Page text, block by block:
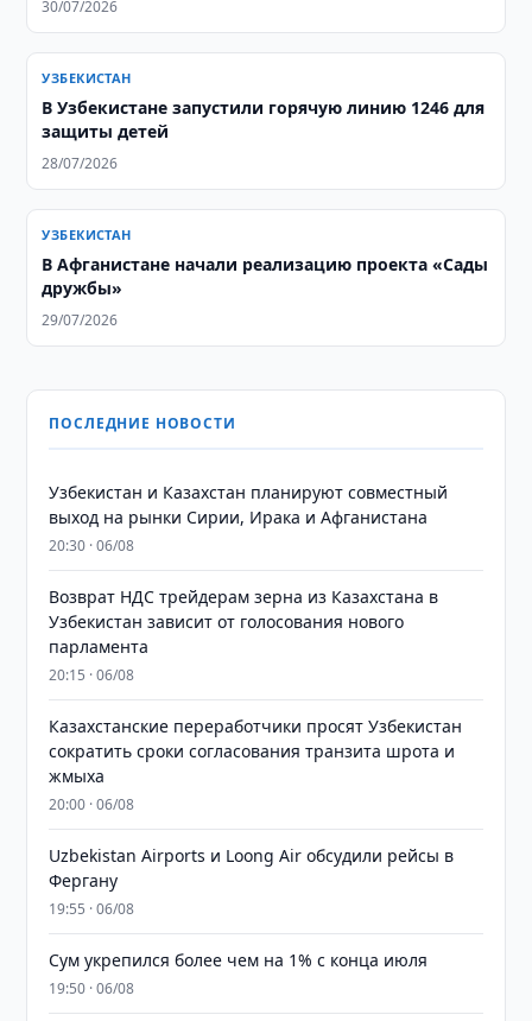
30/07/2026
УЗБЕКИСТАН
В Узбекистане запустили горячую линию 1246 для
защиты детей
28/07/2026
УЗБЕКИСТАН
В Афганистане начали реализацию проекта «Сады
дружбы»
29/07/2026
ПОСЛЕДНИЕ НОВОСТИ
Узбекистан и Казахстан планируют совместный
выход на рынки Сирии, Ирака и Афганистана
20:30 · 06/08
Возврат НДС трейдерам зерна из Казахстана в
Узбекистан зависит от голосования нового
парламента
20:15 · 06/08
Казахстанские переработчики просят Узбекистан
сократить сроки согласования транзита шрота и
жмыха
20:00 · 06/08
Uzbekistan Airports и Loong Air обсудили рейсы в
Фергану
19:55 · 06/08
Сум укрепился более чем на 1% с конца июля
19:50 · 06/08